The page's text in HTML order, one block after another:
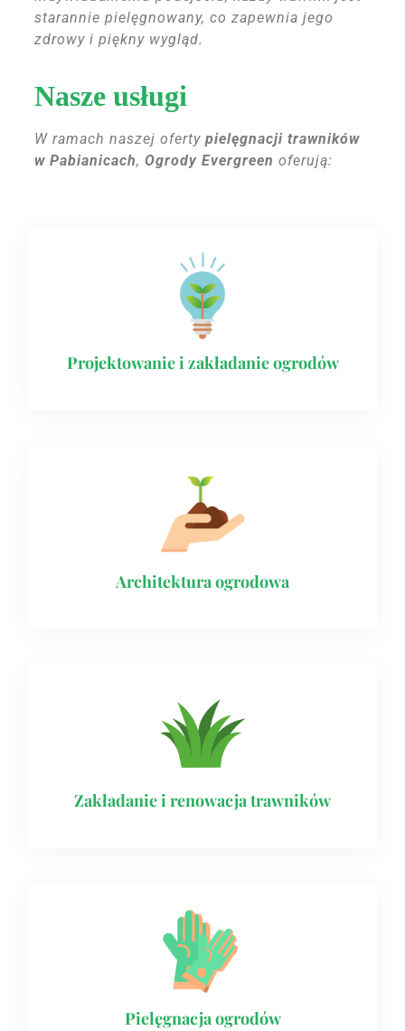
starannie pielęgnowany, co zapewnia jego
zdrowy i piękny wygląd.
Nasze usługi
W ramach naszej ofertypielęgnacji trawników
w Pabianicach,Ogrody Evergreen oferują:
Projektowanie i zakładanie ogrodów
Architektura ogrodowa
Zakładanie i renowacja trawników
Pielęgnacja ogrodów